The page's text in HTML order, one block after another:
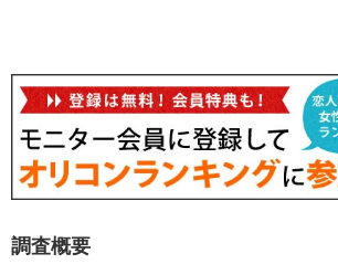
調査概要